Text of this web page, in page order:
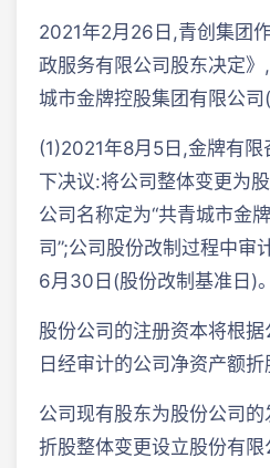
2021年2月26日,青创集团
政服务有限公司股东决定
城市金牌控股集团有限公司
(1)2021年8月5日,金牌有
下决议:将公司整体变更为
公司名称定为“共青城市金
司”;公司股份改制过程中审
6月30日(股份改制基准日)。
股份公司的注册资本将根
日经审计的公司净资产额折
公司现有股东为股份公司
折股整体变更设立股份有